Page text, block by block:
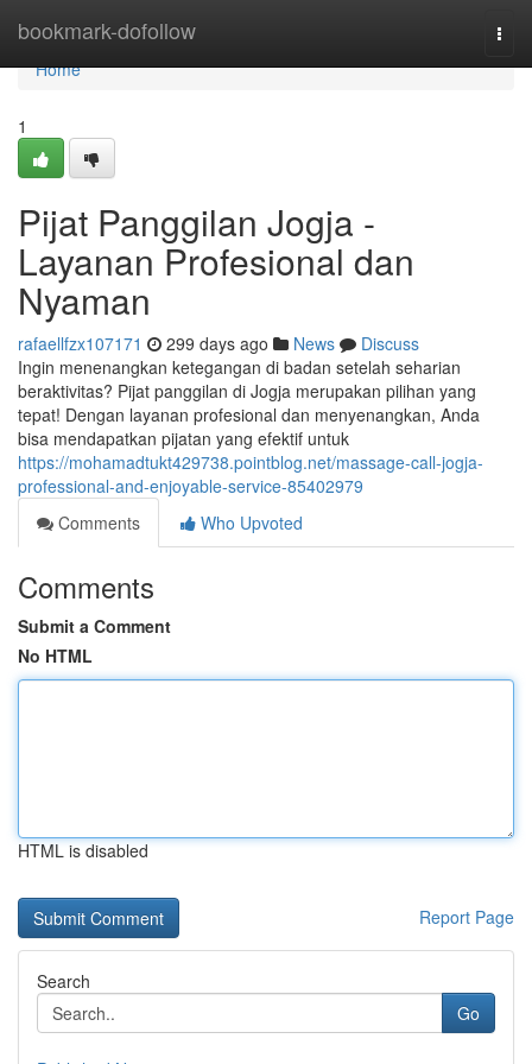
bookmark-dofollow
Home
Home
1
Pijat Panggilan Jogja -
Layanan Profesional dan
Nyaman
rafaellfzx107171 299 days ago News
Discuss
Ingin menenangkan ketegangan di badan setelah seharian
beraktivitas? Pijat panggilan di Jogja merupakan pilihan yang
tepat! Dengan layanan profesional dan menyenangkan, Anda
bisa mendapatkan pijatan yang efektif untuk
https://mohamadtukt429738.pointblog.net/massage-call-jogja-
professional-and-enjoyable-service-85402979
Comments
Who Upvoted
Comments
Submit a Comment
No HTML
HTML is disabled
Report Page
Search
Go